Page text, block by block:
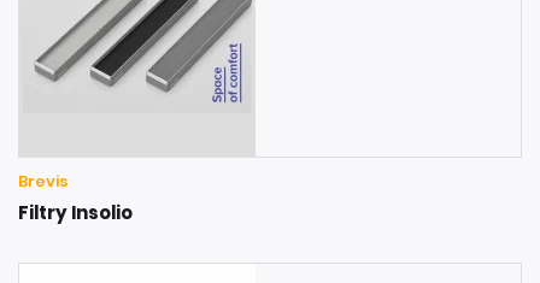
Brevis
Filtry Insolio